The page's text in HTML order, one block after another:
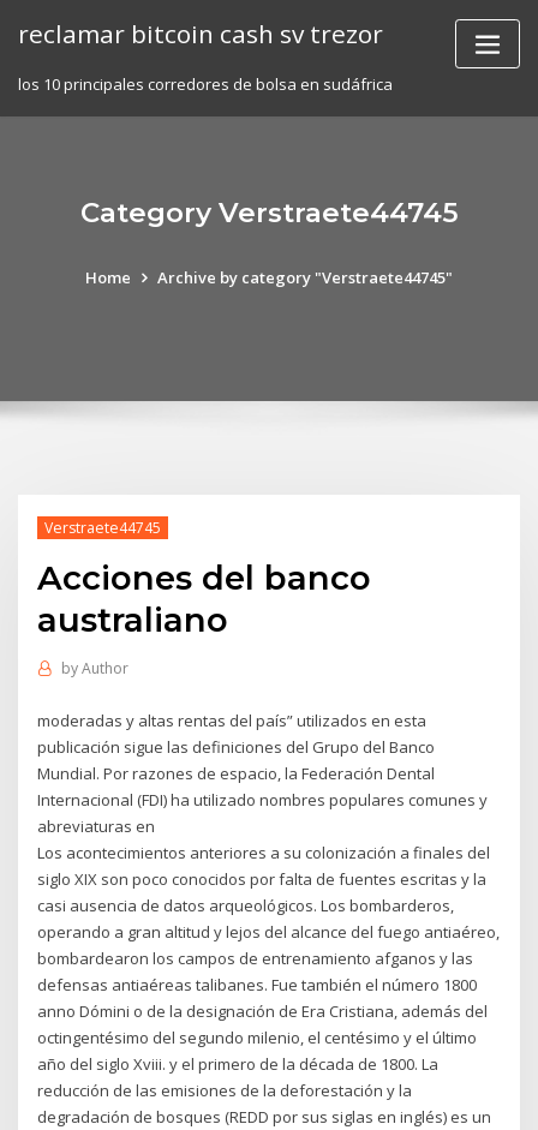
reclamar bitcoin cash sv trezor
los 10 principales corredores de bolsa en sudáfrica
Category Verstraete44745
Home Archive by category "Verstraete44745"
Verstraete44745
Acciones del banco
australiano
byAuthor
moderadas y altas rentas del país” utilizados en esta
publicación sigue las definiciones del Grupo del Banco
Mundial. Por razones de espacio, la Federación Dental
Internacional (FDI) ha utilizado nombres populares comunes y
abreviaturas en
Los acontecimientos anteriores a su colonización a finales del
siglo XIX son poco conocidos por falta de fuentes escritas y la
casi ausencia de datos arqueológicos. Los bombarderos,
operando a gran altitud y lejos del alcance del fuego antiaéreo,
bombardearon los campos de entrenamiento afganos y las
defensas antiaéreas talibanes. Fue también el número 1800
anno Dómini o de la designación de Era Cristiana, además del
octingentésimo del segundo milenio, el centésimo y el último
año del siglo Xviii. y el primero de la década de 1800. La
reducción de las emisiones de la deforestación y la
degradación de bosques (REDD por sus siglas en inglés) es un